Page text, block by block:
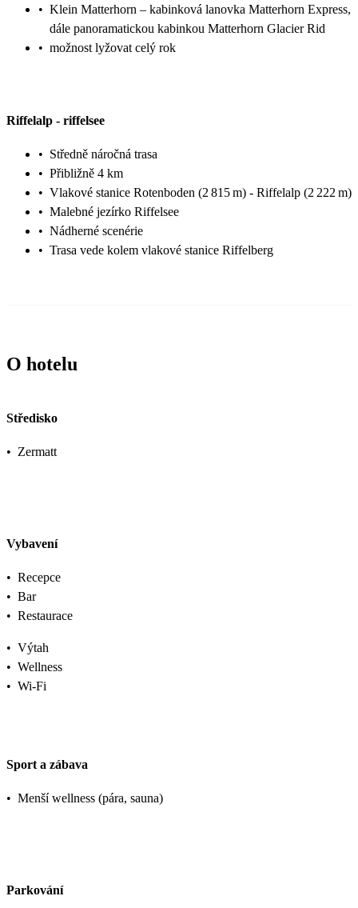
• Klein Matterhorn – kabinková lanovka Matterhorn Express,
dále panoramatickou kabinkou Matterhorn Glacier Rid
• možnost lyžovat celý rok
Riffelalp - riffelsee
• Středně náročná trasa
• Přibližně 4 km
• Vlakové stanice Rotenboden (2 815 m) - Riffelalp (2 222 m)
• Malebné jezírko Riffelsee
• Nádherné scenérie
• Trasa vede kolem vlakové stanice Riffelberg
O hotelu
Středisko
• Zermatt
Vybavení
• Recepce
• Bar
• Restaurace
• Výtah
• Wellness
• Wi-Fi
Sport a zábava
• Menší wellness (pára, sauna)
Parkování